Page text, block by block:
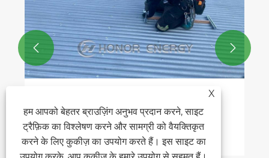
ऑनर एनर्जी मिनी रेल सिस्टम: प्रोजेक्ट जापान में पूरा
हुआ
और देखें >>
 
X
हम आपको बेहतर ब्राउज़िंग अनुभव प्रदान करने, साइट
ट्रैफ़िक का विश्लेषण करने और सामग्री को वैयक्तिकृत
करने के लिए कुकीज़ का उपयोग करते हैं। इस साइट का